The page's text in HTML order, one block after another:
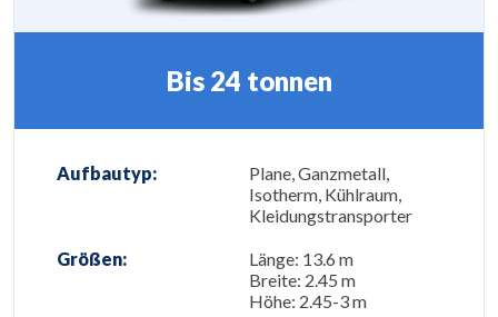
Bis 24 tonnen
Aufbautyp:
Plane, Ganzmetall,
Isotherm, Kühlraum,
Kleidungstransporter
Größen:
Länge: 13.6 m
Breite: 2.45 m
Höhe: 2.45-3 m